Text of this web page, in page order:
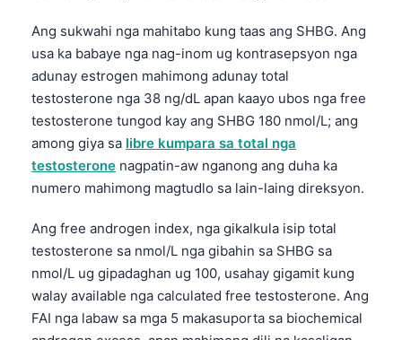
Ang sukwahi nga mahitabo kung taas ang SHBG. Ang
usa ka babaye nga nag-inom ug kontrasepsyon nga
adunay estrogen mahimong adunay total
testosterone nga 38 ng/dL apan kaayo ubos nga free
testosterone tungod kay ang SHBG 180 nmol/L; ang
among giya sa libre kumpara sa total nga
testosterone nagpatin-aw nganong ang duha ka
numero mahimong magtudlo sa lain-laing direksyon.
Ang free androgen index, nga gikalkula isip total
testosterone sa nmol/L nga gibahin sa SHBG sa
nmol/L ug gipadaghan ug 100, usahay gigamit kung
walay available nga calculated free testosterone. Ang
FAI nga labaw sa mga 5 makasuporta sa biochemical